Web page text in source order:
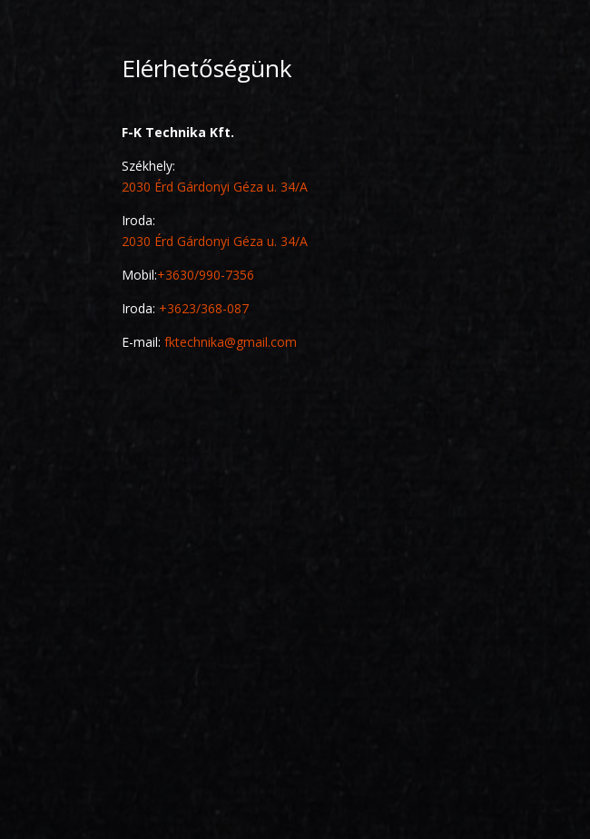
Elérhetőségünk
F-K Technika Kft.
Székhely:
2030 Érd Gárdonyi Géza u. 34/A
Iroda:
2030 Érd Gárdonyi Géza u. 34/A
Mobil:+3630/990-7356
Iroda: +3623/368-087
E-mail: fktechnika@gmail.com